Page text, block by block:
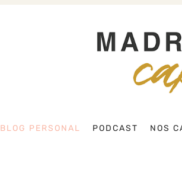
BLOG PERSONAL PODCAST NOS